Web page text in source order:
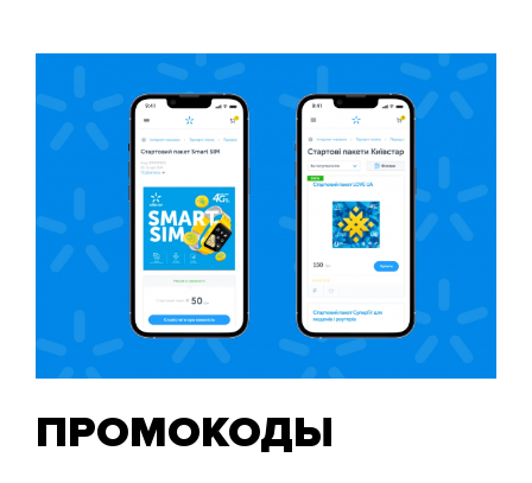
ПРОМОКОДЫ